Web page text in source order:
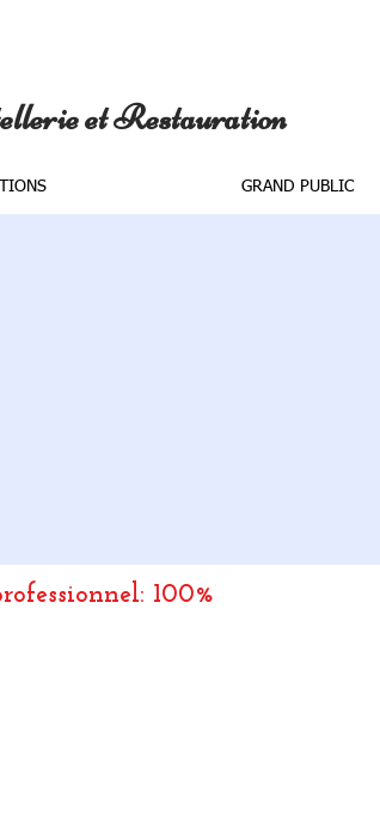
et Restauration
GRAND PUBLIC
100%